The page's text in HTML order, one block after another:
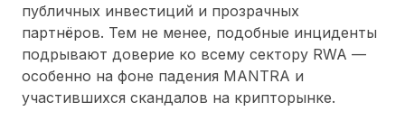
публичных инвестиций и прозрачных
партнёров. Тем не менее, подобные инциденты
подрывают доверие ко всему сектору RWA —
особенно на фоне падения MANTRA и
участившихся скандалов на крипторынке.